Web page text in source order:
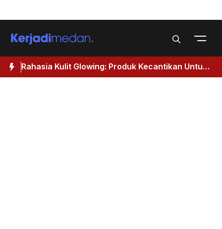
to
Rahasia Kulit Glowing: Produk Kecantikan Untuk
Wanita 40 Tahun Keatas